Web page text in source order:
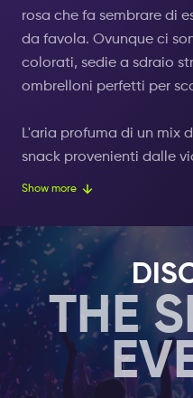
rosa che fa sembrare di
da favola. Ovunque ci
colorati, sedie a sdraio
ombrelloni perfetti per
L'aria profuma di un mix
snack provenienti dalle
neon con frasi divertenti
laguna artificiale è
galleggiare su divertenti
fenicotteri, unicorni e
La musica è sempre
rilassata e felice che fa
divertirsi. Il suono delle
chiacchierano si
Show more
THE